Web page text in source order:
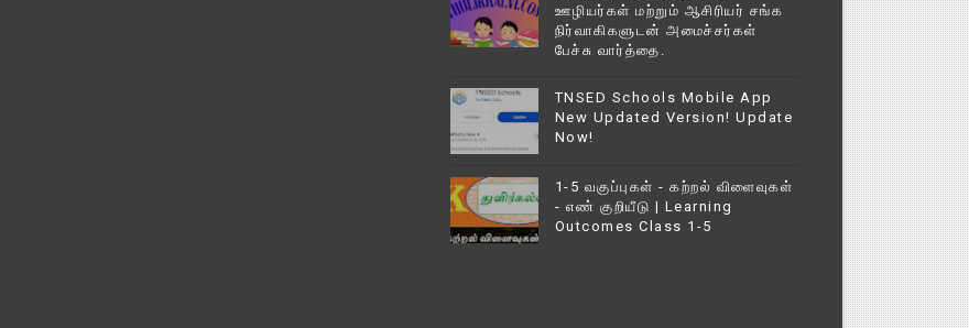
ஊழியர்கள் மற்றும் ஆசிரியர் சங்க
நிர்வாகிகளுடன் அமைச்சர்கள்
பேச்சு வார்த்தை.
TNSED Schools Mobile App
New Updated Version! Update
Now!
1-5 வகுப்புகள் - கற்றல் விளைவுகள்
- எண் குறியீடு | Learning
Outcomes Class 1-5